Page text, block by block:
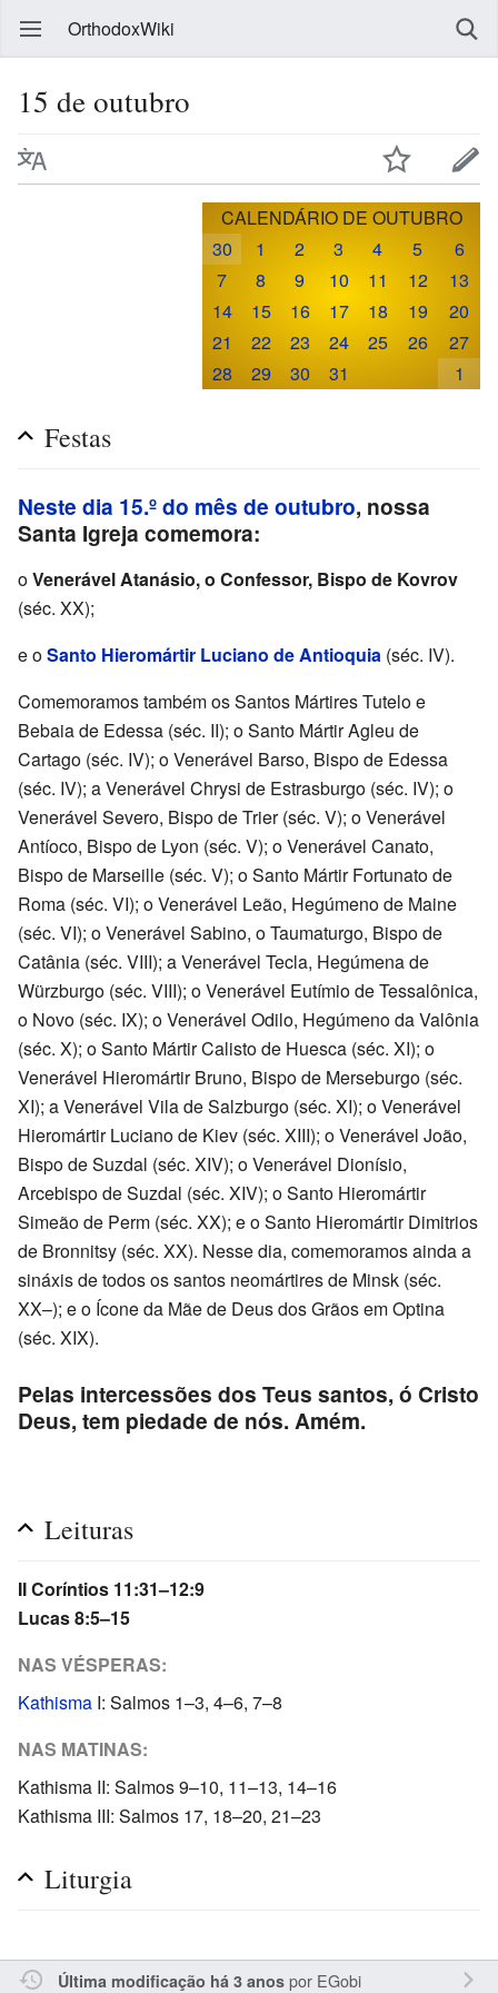
OrthodoxWiki
15 de outubro
CALENDÁRIO DE OUTUBRO
30
1 2 3 4 5
6
7
8 9 10 11 12
13
14
15 16 17 18 19
20
21
22 23 24 25 26
27
28
29 30 31 1
Festas
Neste dia 15.º do mês de outubro, nossa
Santa Igreja comemora:
oVenerável Atanásio, o Confessor, Bispo de Kovrov
(séc. XX);
e oSanto Hieromártir Luciano de Antioquia (séc. IV).
Comemoramos também os Santos Mártires Tutelo e
Bebaia de Edessa (séc. II); o Santo Mártir Agleu de
Cartago (séc. IV); o Venerável Barso, Bispo de Edessa
(séc. IV); a Venerável Chrysi de Estrasburgo (séc. IV); o
Venerável Severo, Bispo de Trier (séc. V); o Venerável
Antíoco, Bispo de Lyon (séc. V); o Venerável Canato,
Bispo de Marseille (séc. V); o Santo Mártir Fortunato de
Roma (séc. VI); o Venerável Leão, Hegúmeno de Maine
(séc. VI); o Venerável Sabino, o Taumaturgo, Bispo de
Catânia (séc. VIII); a Venerável Tecla, Hegúmena de
Würzburgo (séc. VIII); o Venerável Eutímio de Tessalônica,
o Novo (séc. IX); o Venerável Odilo, Hegúmeno da Valônia
(séc. X); o Santo Mártir Calisto de Huesca (séc. XI); o
Venerável Hieromártir Bruno, Bispo de Merseburgo (séc.
XI); a Venerável Vila de Salzburgo (séc. XI); o Venerável
Hieromártir Luciano de Kiev (séc. XIII); o Venerável João,
Bispo de Suzdal (séc. XIV); o Venerável Dionísio,
Arcebispo de Suzdal (séc. XIV); o Santo Hieromártir
Simeão de Perm (séc. XX); e o Santo Hieromártir Dimitrios
de Bronnitsy (séc. XX). Nesse dia, comemoramos ainda a
sináxis de todos os santos neomártires de Minsk (séc.
XX–); e o Ícone da Mãe de Deus dos Grãos em Optina
(séc. XIX).
Pelas intercessões dos Teus santos, ó Cristo
Deus, tem piedade de nós. Amém.
Leituras
II Coríntios 11:31–12:9
Lucas 8:5–15
NAS VÉSPERAS:
Kathisma I: Salmos 1–3, 4–6, 7–8
NAS MATINAS:
Kathisma II: Salmos 9–10, 11–13, 14–16
Kathisma III: Salmos 17, 18–20, 21–23
Liturgia
Última modificação há 3 anospor EGobi